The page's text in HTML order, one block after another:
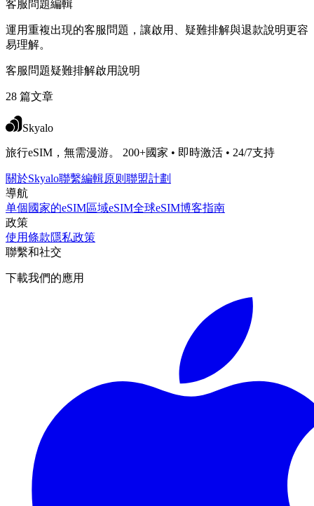
客服問題編輯
運用重複出現的客服問題，讓啟用、疑難排解與退款說明更容
易理解。
客服問題疑難排解啟用說明
28 篇文章
Skyalo
旅行eSIM，無需漫游。 200+國家 • 即時激活 • 24/7支持
關於Skyalo聯繫編輯原则 聯盟計劃
導航
单個國家的eSIM區域eSIM全球eSIM博客指南
政策
使用條款隱私政策
聯繫和社交
下載我們的應用